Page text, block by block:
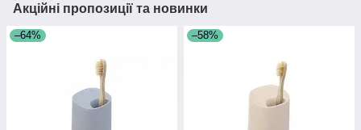
Акційні пропозиції та новинки
–64% –58%